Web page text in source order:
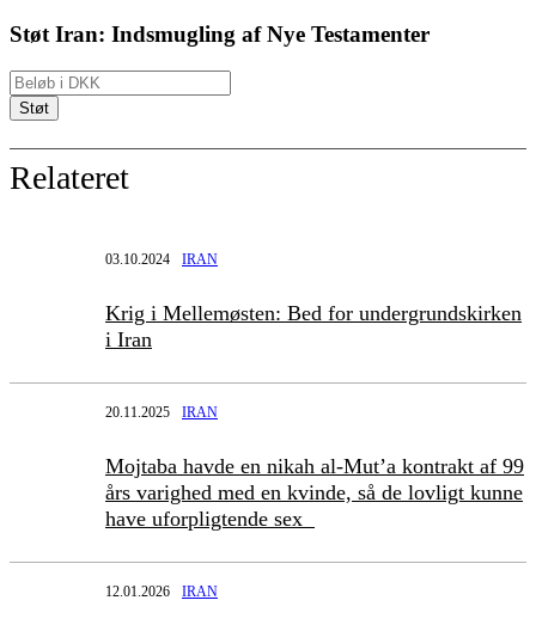
Støt Iran: Indsmugling af Nye Testamenter
Relateret
03.10.2024 IRAN
Krig i Mellemøsten: Bed for undergrundskirken
i Iran
20.11.2025 IRAN
Mojtaba havde en nikah al-Mut’a kontrakt af 99
års varighed med en kvinde, så de lovligt kunne
have uforpligtende sex
12.01.2026 IRAN